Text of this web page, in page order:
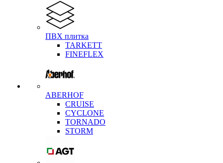
ПВХ плитка
TARKETT
FINEFLEX
ABERHOF
CRUISE
CYCLONE
TORNADO
STORM